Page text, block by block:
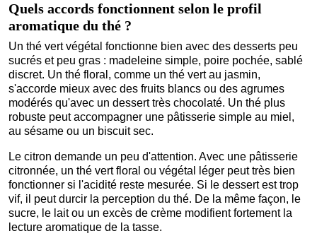
Quels accords fonctionnent selon le profil
aromatique du thé ?
Un thé vert végétal fonctionne bien avec des desserts peu
sucrés et peu gras : madeleine simple, poire pochée, sablé
discret. Un thé floral, comme un thé vert au jasmin,
s'accorde mieux avec des fruits blancs ou des agrumes
modérés qu'avec un dessert très chocolaté. Un thé plus
robuste peut accompagner une pâtisserie simple au miel,
au sésame ou un biscuit sec.
Le citron demande un peu d'attention. Avec une pâtisserie
citronnée, un thé vert floral ou végétal léger peut très bien
fonctionner si l'acidité reste mesurée. Si le dessert est trop
vif, il peut durcir la perception du thé. De la même façon, le
sucre, le lait ou un excès de crème modifient fortement la
lecture aromatique de la tasse.